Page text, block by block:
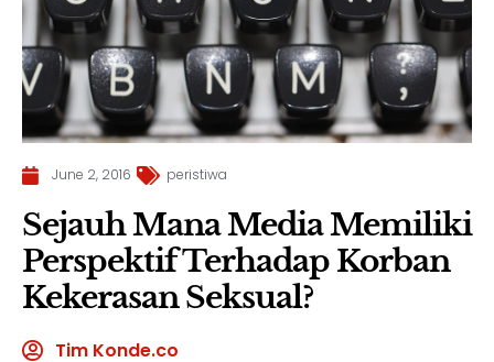
June 2, 2016 peristiwa
Sejauh Mana Media Memiliki
Perspektif Terhadap Korban
Kekerasan Seksual?
Tim Konde.co